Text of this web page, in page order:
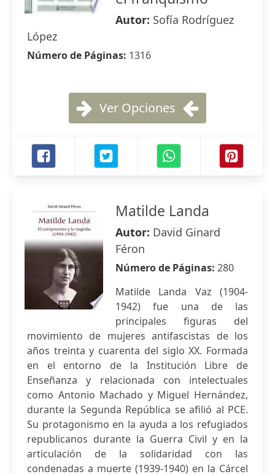
Autor: Sofía Rodríguez
López
Número de Páginas: 1316
Ver Opciones
Matilde Landa
Autor: David Ginard
Féron
Número de Páginas: 280
Matilde Landa Vaz (1904-
1942) fue una de las
principales figuras del
movimiento de mujeres antifascistas de los
años treinta y cuarenta del siglo XX. Formada
en el entorno de la Institución Libre de
Enseñanza y relacionada con intelectuales
como Antonio Machado y Miguel Hernández,
durante la Segunda República se afilió al PCE.
Su protagonismo en la ayuda a los refugiados
republicanos durante la Guerra Civil y en la
articulación de la solidaridad con las
condenadas a muerte (1939-1940) en la Cárcel